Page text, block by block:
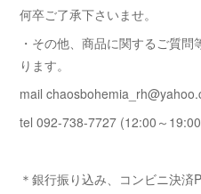
何卒ご了承下さいませ。
・その他、商品に関するご質
ります。
mail
tel 092-738-7727 (12:00～
＊銀行振り込み、コンビニ決